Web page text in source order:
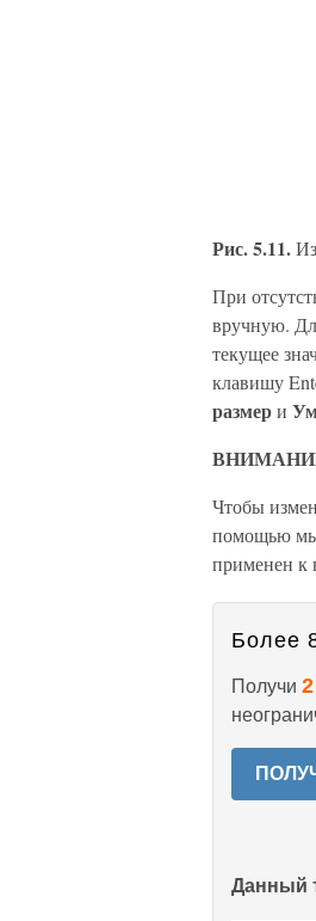
Рис. 5.11.
При
вручную.
текущее
клавишу
размери
Чтобы
помощью
применен к
Более
Получи
Данный